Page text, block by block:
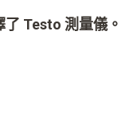
了 Testo 測量儀。